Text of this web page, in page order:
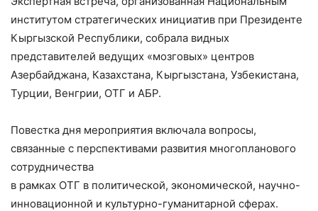
институтом стратегических инициатив при Президенте
Кыргызской Республики, собрала видных
представителей ведущих «мозговых» центров
Азербайджана, Казахстана, Кыргызстана, Узбекистана,
Турции, Венгрии, ОТГ и АБР.
Повестка дня мероприятия включала вопросы,
связанные с перспективами развития многопланового
сотрудничества
в рамках ОТГ в политической, экономической, научно-
инновационной и культурно-гуманитарной сферах.